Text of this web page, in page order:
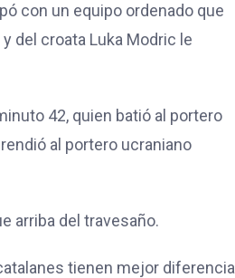
con un equipo ordenado que
del croata Luka Modric le
42, quien batió al portero
al portero ucraniano
arriba del travesaño.
tienen mejor diferencia